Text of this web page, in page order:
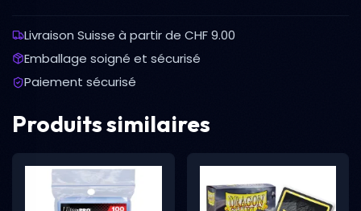
Livraison Suisse à partir de CHF 9.00
Emballage soigné et sécurisé
Paiement sécurisé
Produits similaires